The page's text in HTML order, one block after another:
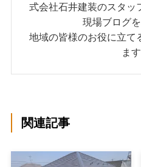
式会社石井建装のスタッ
現場ブログ
地域の皆様のお役に立て
ます
関連記事